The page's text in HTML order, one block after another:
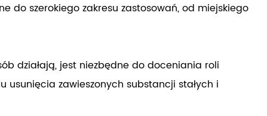
do szerokiego zakresu zastosowań, od miejskiego
działają, jest niezbędne do doceniania roli
zawieszonych substancji stałych i